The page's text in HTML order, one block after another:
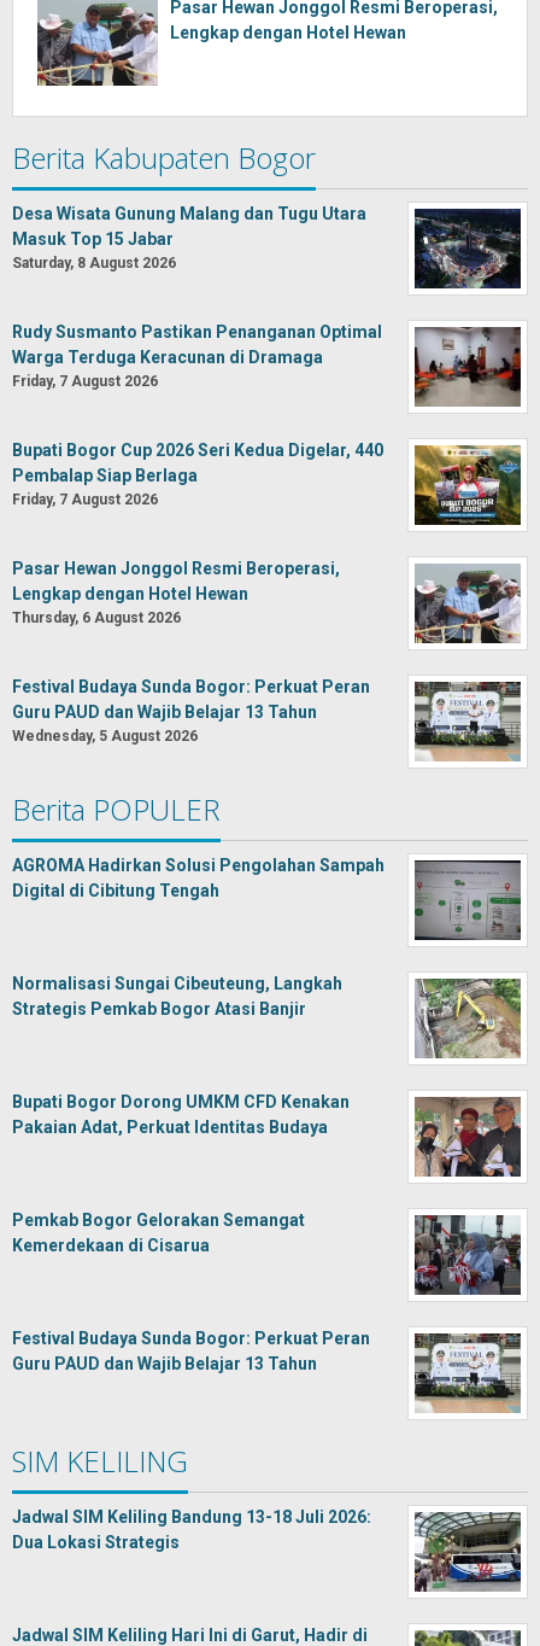
Pasar Hewan Jonggol Resmi Beroperasi,
Lengkap dengan Hotel Hewan
Berita Kabupaten Bogor
Desa Wisata Gunung Malang dan Tugu Utara
Masuk Top 15 Jabar
Saturday, 8 August 2026
Rudy Susmanto Pastikan Penanganan Optimal
Warga Terduga Keracunan di Dramaga
Friday, 7 August 2026
Bupati Bogor Cup 2026 Seri Kedua Digelar, 440
Pembalap Siap Berlaga
Friday, 7 August 2026
Pasar Hewan Jonggol Resmi Beroperasi,
Lengkap dengan Hotel Hewan
Thursday, 6 August 2026
Festival Budaya Sunda Bogor: Perkuat Peran
Guru PAUD dan Wajib Belajar 13 Tahun
Wednesday, 5 August 2026
Berita POPULER
AGROMA Hadirkan Solusi Pengolahan Sampah
Digital di Cibitung Tengah
Normalisasi Sungai Cibeuteung, Langkah
Strategis Pemkab Bogor Atasi Banjir
Bupati Bogor Dorong UMKM CFD Kenakan
Pakaian Adat, Perkuat Identitas Budaya
Pemkab Bogor Gelorakan Semangat
Kemerdekaan di Cisarua
Festival Budaya Sunda Bogor: Perkuat Peran
Guru PAUD dan Wajib Belajar 13 Tahun
SIM KELILING
Jadwal SIM Keliling Bandung 13-18 Juli 2026:
Dua Lokasi Strategis
Jadwal SIM Keliling Hari Ini di Garut, Hadir di